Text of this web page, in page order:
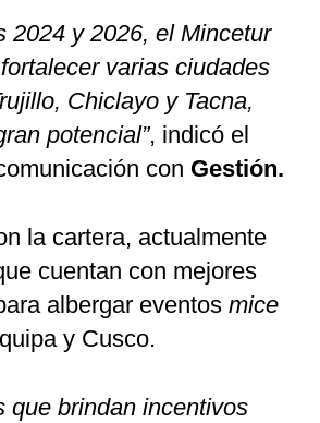
2024 y 2026, el Mincetur
varias ciudades
Chiclayo y Tacna,
potencial”, indicó el
con Gestión.
la cartera, actualmente
cuentan con mejores
albergar eventos mice
y Cusco.
que brindan incentivos